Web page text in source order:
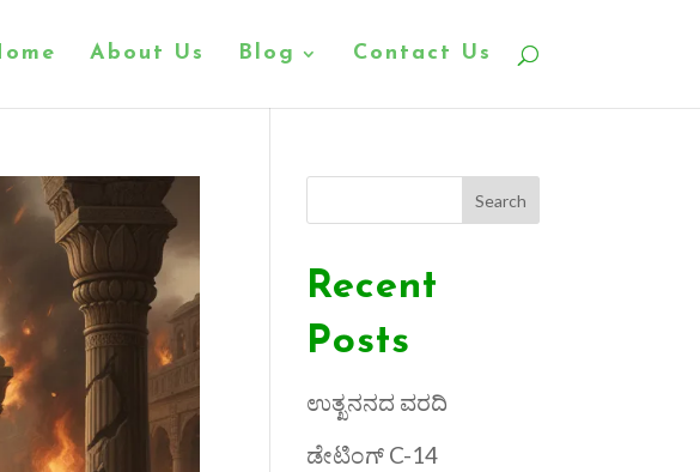
About Us Blog Contact Us
Search
Recent
Posts
ಉತ್ಖನನದ ವರದಿ
ಡೇಟಿಂಗ್ C-14